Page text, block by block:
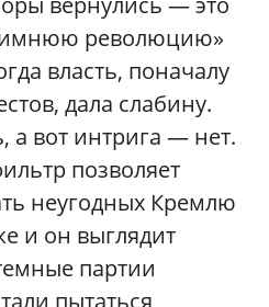
революцию»
власть, поначалу
дала слабину.
а вот интрига — нет.
позволяет
неугодных Кремлю
и он выглядит
партии
пытаться